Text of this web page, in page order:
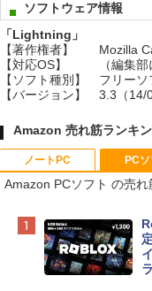
ソフトウェア情報
「Lightning」
【著作権者】
Mozilla
【対応OS】
（編集
【ソフト種別】
フリーソ
【バージョン】
3.3（14/
Amazon 売れ筋ランキ
ノートPC
e
PC
Amazon PCソフト の売れ